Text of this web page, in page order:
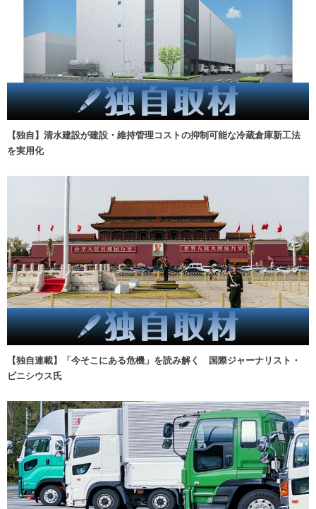
【独自】清水建設が建設・維持管理コストの抑制可能な冷蔵倉庫新工法
を実用化
【独自連載】「今そこにある危機」を読み解く 国際ジャーナリスト・
ビニシウス氏